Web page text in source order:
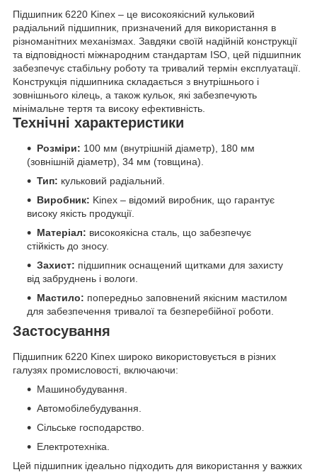
Підшипник 6220 Kinex – це високоякісний кульковий
радіальний підшипник, призначений для використання в
різноманітних механізмах. Завдяки своїй надійній конструкції
та відповідності міжнародним стандартам ISO, цей підшипник
забезпечує стабільну роботу та тривалий термін експлуатації.
Конструкція підшипника складається з внутрішнього і
зовнішнього кілець, а також кульок, які забезпечують
мінімальне тертя та високу ефективність.
Технічні характеристики
Розміри: 100 мм (внутрішній діаметр), 180 мм
(зовнішній діаметр), 34 мм (товщина).
Тип: кульковий радіальний.
Виробник: Kinex – відомий виробник, що гарантує
високу якість продукції.
Матеріал: високоякісна сталь, що забезпечує
стійкість до зносу.
Захист: підшипник оснащений щитками для захисту
від забруднень і вологи.
Мастило: попередньо заповнений якісним мастилом
для забезпечення тривалої та безперебійної роботи.
Застосування
Підшипник 6220 Kinex широко використовується в різних
галузях промисловості, включаючи:
Машинобудування.
Автомобілебудування.
Сільське господарство.
Електротехніка.
Цей підшипник ідеально підходить для використання у важких